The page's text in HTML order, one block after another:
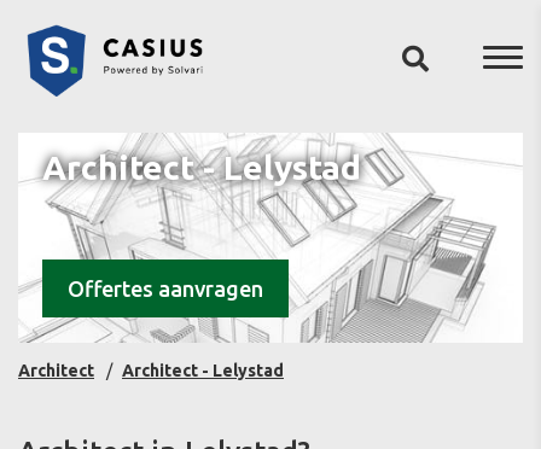
Architect - Lelystad
Offertes aanvragen
Architect Architect - Lelystad